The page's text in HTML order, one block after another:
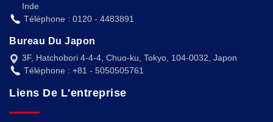
Inde
Téléphone : 0120 - 4483891
Bureau Du Japon
3F, Hatchobori 4-4-4, Chuo-ku, Tokyo, 104-0032, Japon
Téléphone : +81 - 5050505761
Liens De L'entreprise